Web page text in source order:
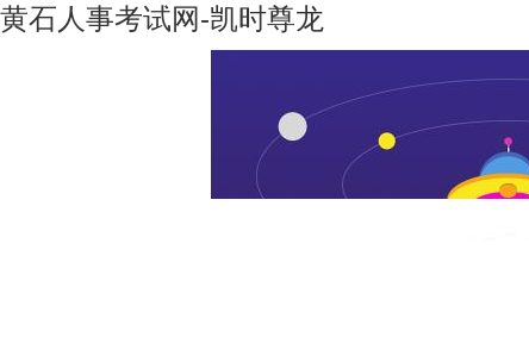
黄石人事考试网-凯时尊龙